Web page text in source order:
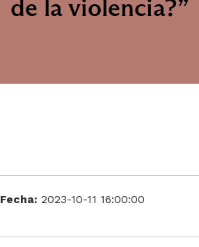
de la violencia?”
Fecha: 2023-10-11 16:00:00